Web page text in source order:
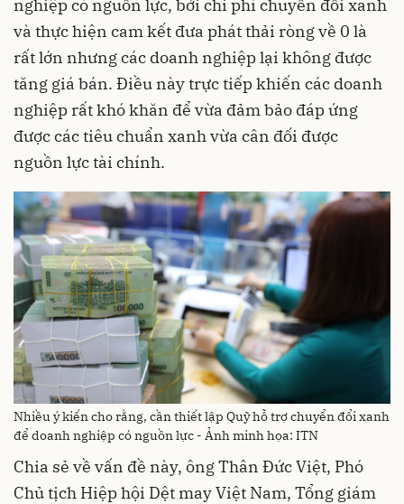
nghiệp có nguồn lực, bởi chi phí chuyển đổi xanh
và thực hiện cam kết đưa phát thải ròng về 0 là
rất lớn nhưng các doanh nghiệp lại không được
tăng giá bán. Điều này trực tiếp khiến các doanh
nghiệp rất khó khăn để vừa đảm bảo đáp ứng
được các tiêu chuẩn xanh vừa cân đối được
nguồn lực tài chính.
Nhiều ý kiến cho rằng, cần thiết lập Quỹ hỗ trợ chuyển đổi xanh
để doanh nghiệp có nguồn lực - Ảnh minh họa: ITN
Chia sẻ về vấn đề này, ông Thân Đức Việt, Phó
Chủ tịch Hiệp hội Dệt may Việt Nam, Tổng giám